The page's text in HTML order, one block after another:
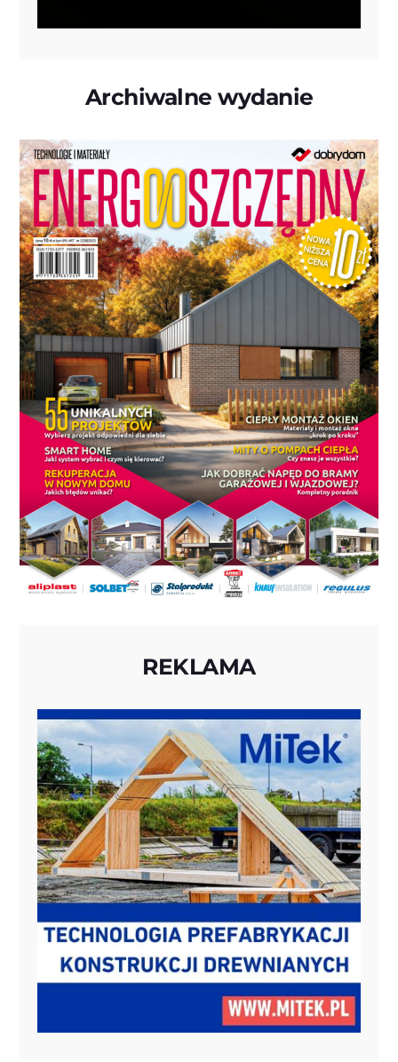
Archiwalne wydanie
REKLAMA